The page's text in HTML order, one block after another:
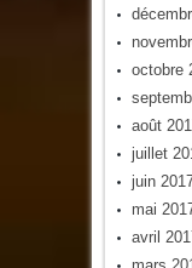
octobre
août
juillet
juin
mai
avril